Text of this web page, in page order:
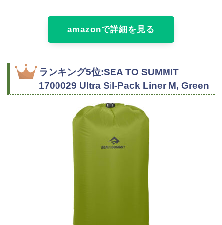
amazonで詳細を見る
ランキング5位:SEA TO SUMMIT
1700029 Ultra Sil-Pack Liner M, Green